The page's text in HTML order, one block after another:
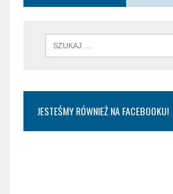
JESTEŚMY RÓWNIEŻ NA FACEBOOKU!